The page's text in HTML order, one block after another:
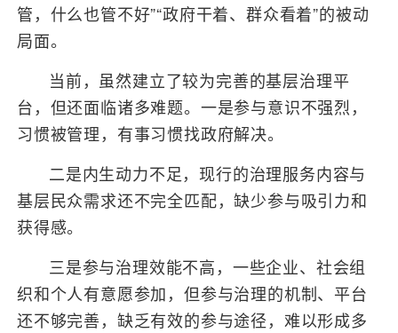
管，什么也管不好”“政府干着、群众看着”的被动
局面。
当前，虽然建立了较为完善的基层治理平
台，但还面临诸多难题。一是参与意识不强烈，
习惯被管理，有事习惯找政府解决。
二是内生动力不足，现行的治理服务内容与
基层民众需求还不完全匹配，缺少参与吸引力和
获得感。
三是参与治理效能不高，一些企业、社会组
织和个人有意愿参加，但参与治理的机制、平台
还不够完善，缺乏有效的参与途径，难以形成多